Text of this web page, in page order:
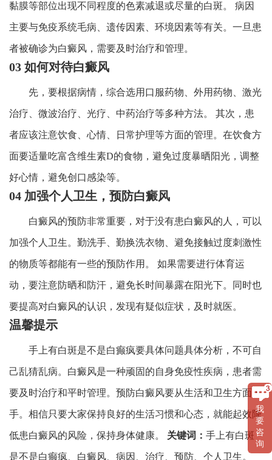
黏膜等部位出现不同程度的色素减退或尽量的白斑。 病因
主要与免疫系统毛病、遗传因素、环境因素等有关。一旦患
者被确诊为白癜风，需要及时治疗和管理。
03 如何对待白癜风
先，要根据病情，综合选用口服药物、外用药物、激光
治疗、微波治疗、光疗、中药治疗等多种方法。 其次，患
者应该注意饮食、心情、日常护理等方面的管理。在饮食方
面要适量吃富含维生素D的食物，避免过度暴晒阳光，调整
好心情，避免创口感染等。
04 加强个人卫生，预防白癜风
白癜风的预防非常重要，对于没有患白癜风的人，可以
加强个人卫生。勤洗手、勤换洗衣物、避免接触过度刺激性
的物质等都能有一些的预防作用。 如果需要进行体育运
动，要注意防晒和防汗，避免长时间暴露在阳光下。同时也
要提高对白癜风的认识，发现有疑似症状，及时就医。
温馨提示
手上有白斑是不是白癫疯要具体问题具体分析，不可自
己乱猜乱病。白癜风是一种顽固的自身免疫性疾病，患者需
要及时治疗和平时管理。预防白癜风要从生活和卫生方面下
手。相信只要大家保持良好的生活习惯和心态，就能起效降
低患白癜风的风险，保持身体健康。 关键词： 手上有白斑
是不是白癫疯、白癜风、病因、治疗、预防、个人卫生。
我
要
咨
询